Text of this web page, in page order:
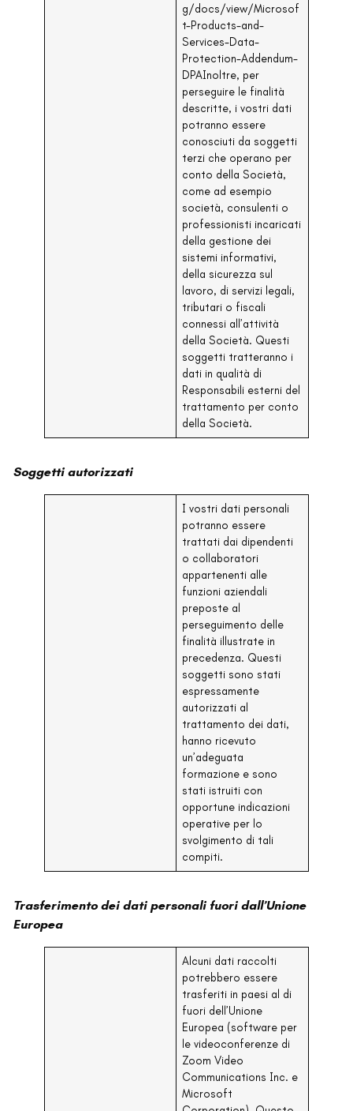
g/docs/view/Microsof
t-Products-and-
Services-Data-
Protection-Addendum-
DPAInoltre, per
perseguire le finalità
descritte, i vostri dati
potranno essere
conosciuti da soggetti
terzi che operano per
conto della Società,
come ad esempio
società, consulenti o
professionisti incaricati
della gestione dei
sistemi informativi,
della sicurezza sul
lavoro, di servizi legali,
tributari o fiscali
connessi all’attività
della Società. Questi
soggetti tratteranno i
dati in qualità di
Responsabili esterni del
trattamento per conto
della Società.
Soggetti autorizzati
I vostri dati personali
potranno essere
trattati dai dipendenti
o collaboratori
appartenenti alle
funzioni aziendali
preposte al
perseguimento delle
finalità illustrate in
precedenza. Questi
soggetti sono stati
espressamente
autorizzati al
trattamento dei dati,
hanno ricevuto
un’adeguata
formazione e sono
stati istruiti con
opportune indicazioni
operative per lo
svolgimento di tali
compiti.
Trasferimento dei dati personali fuori dall’Unione
Europea
Alcuni dati raccolti
potrebbero essere
trasferiti in paesi al di
fuori dell’Unione
Europea (software per
le videoconferenze di
Zoom Video
Communications Inc. e
Microsoft